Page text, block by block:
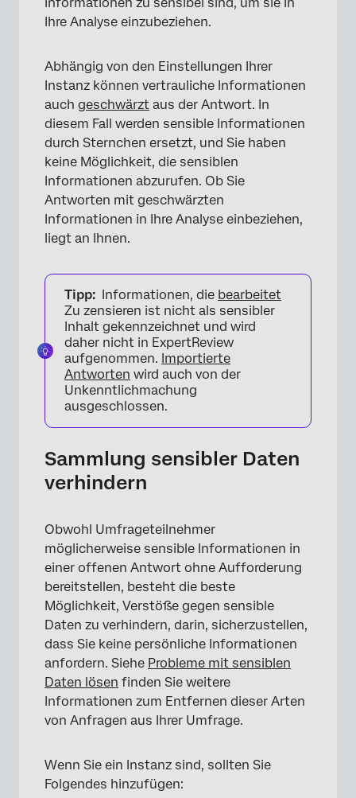
Ihre Analyse einzubeziehen.
Abhängig von den Einstellungen Ihrer
Instanz können vertrauliche Informationen
auch geschwärzt aus der Antwort. In
diesem Fall werden sensible Informationen
durch Sternchen ersetzt, und Sie haben
keine Möglichkeit, die sensiblen
Informationen abzurufen. Ob Sie
Antworten mit geschwärzten
Informationen in Ihre Analyse einbeziehen,
liegt an Ihnen.
Tipp: Informationen, die bearbeitet
Zu zensieren ist nicht als sensibler
Inhalt gekennzeichnet und wird
daher nicht in ExpertReview
aufgenommen. Importierte
Antworten wird auch von der
Unkenntlichmachung
ausgeschlossen.
Sammlung sensibler Daten
verhindern
Obwohl Umfrageteilnehmer
möglicherweise sensible Informationen in
einer offenen Antwort ohne Aufforderung
bereitstellen, besteht die beste
Möglichkeit, Verstöße gegen sensible
Daten zu verhindern, darin, sicherzustellen,
dass Sie keine persönliche Informationen
anfordern. Siehe Probleme mit sensiblen
Daten lösen finden Sie weitere
Informationen zum Entfernen dieser Arten
von Anfragen aus Ihrer Umfrage.
Wenn Sie ein Instanz sind, sollten Sie
Folgendes hinzufügen: